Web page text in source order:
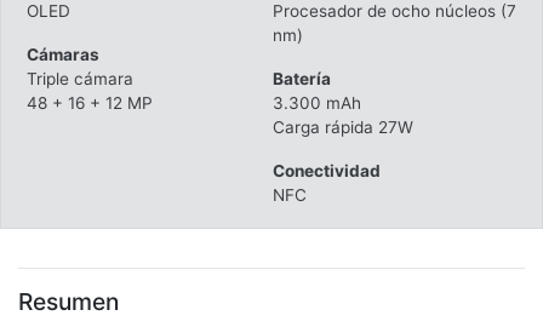
OLED
Cámaras
Triple cámara
48 + 16 + 12 MP
Procesador de ocho núcleos (7
nm)
Batería
3.300 mAh
Carga rápida 27W
Conectividad
NFC
Resumen